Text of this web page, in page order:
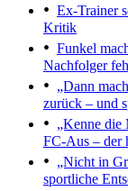
Ex-Trainer
Kritik
Funkel
Nachfolger
„Dann
zurück – und
„Kenne die
FC-Aus – der
„Nicht in
sportliche